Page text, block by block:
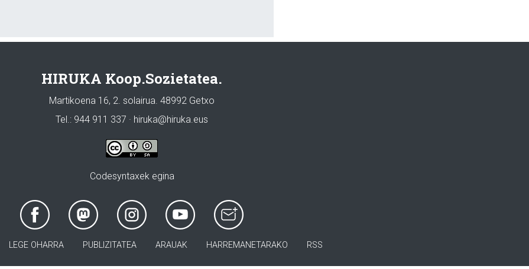
HIRUKA Koop.Sozietatea.
Martikoena 16, 2. solairua. 48992 Getxo
Tel.: 944 911 337 · hiruka@hiruka.eus
Codesyntaxek egina
LEGE OHARRA PUBLIZITATEA ARAUAK HARREMANETARAKO RSS